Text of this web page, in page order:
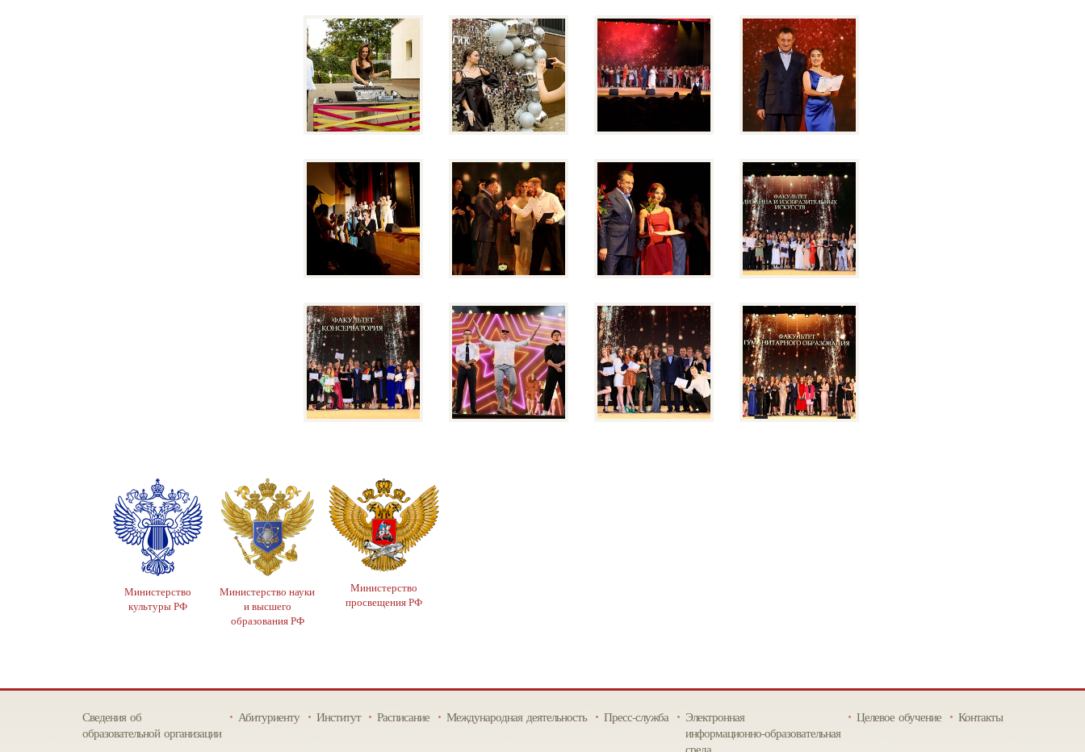
Министерство
культуры РФ
Министерство науки
и высшего
образования РФ
Министерство
просвещения РФ
Сведения об
образовательной организации
Абитуриенту Институт Расписание Международная деятельность Пресс-служба
Электронная
информационно-образовательная
среда
Целевое обучение Контакты